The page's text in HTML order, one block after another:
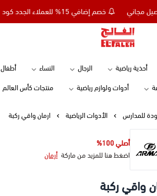
خصم إضافي 15% للعملاء الجدد كود NC15 - تسوق بقيمة 299 ريال وأحصل على توصيل مجاني
أحذية رياضية الرجال النساء أطفال
أدوات ولوازم رياضية منتجات كأس العالم
للمدارس الأدوات الرياضية ارمان واقي ركبة
أصلي 100%
اضغط هنا للمزيد من ماركة أرمان
واقي ركبة